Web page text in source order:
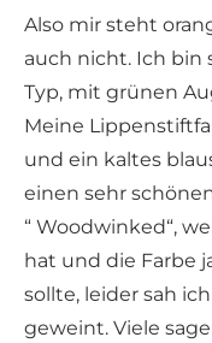
Also mir steht
auch nicht. Ich bin
Typ, mit grünen
Meine
und ein kaltes
einen sehr
“ Woodwinked“,
hat und die Farbe
sollte, leider sah
geweint. Viele